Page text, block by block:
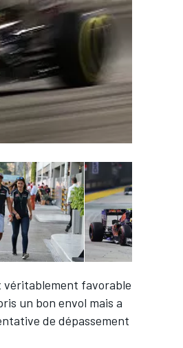
véritablement favorable
un bon envol mais a
de dépassement